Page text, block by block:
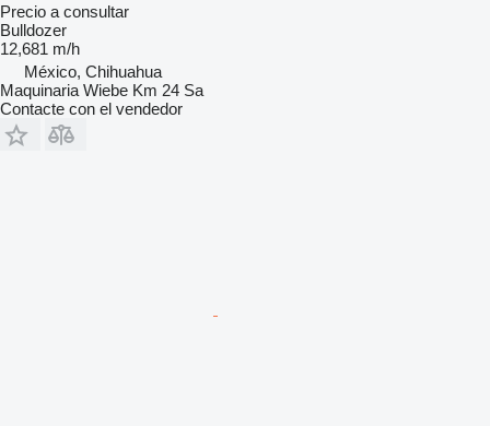
Precio a consultar
Bulldozer
12,681 m/h
México, Chihuahua
Maquinaria Wiebe Km 24 Sa
Contacte con el vendedor